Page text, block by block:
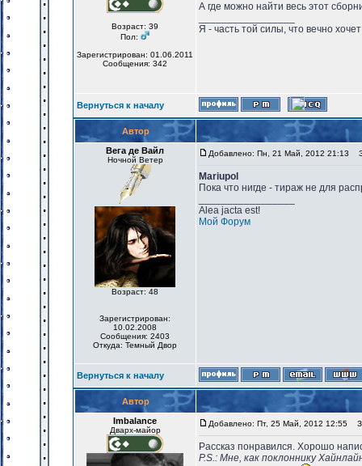
Возраст: 39
Пол:
Зарегистрирован: 01.06.2011
Сообщения: 342
А где можно найти весь этот
Я - часть той силы, что вечно
Вернуться к началу
Автор
Вега де Вайл
Ночной Ветер
Возраст: 48
Зарегистрирован:
10.02.2008
Сообщения: 2403
Откуда: Темный Двор
Добавлено: Пн, 21 Май, 2012 21:13
Mariupol
Пока что нигде - тираж не для
Alea jacta est!
Мой Форум
Вернуться к началу
Автор
Imbalance
Дварх-майор
Добавлено: Пт, 25 Май, 2012 12:55
Рассказ понравился. Хорошо
P.S.: Мне, как поклоннику